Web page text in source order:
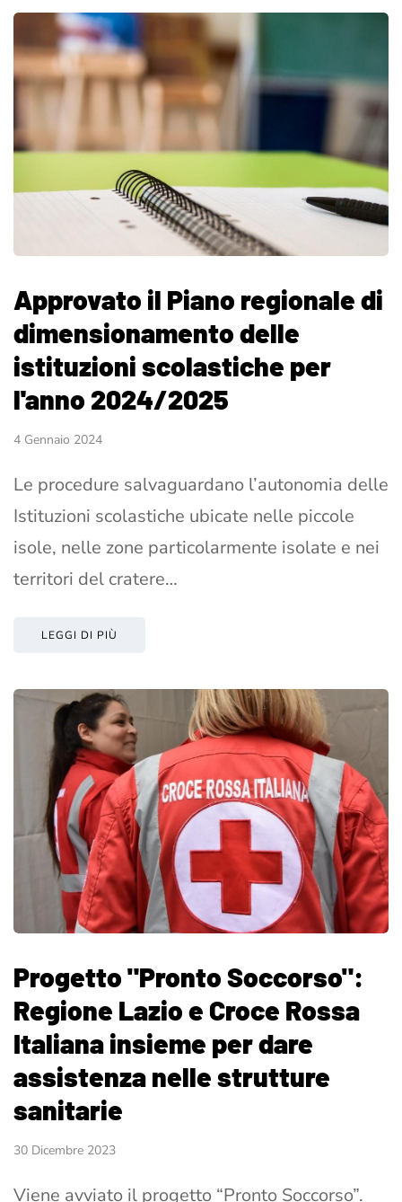
Approvato il Piano regionale di
dimensionamento delle
istituzioni scolastiche per
l'anno 2024/2025
4 Gennaio 2024
Le procedure salvaguardano l’autonomia delle
Istituzioni scolastiche ubicate nelle piccole
isole, nelle zone particolarmente isolate e nei
territori del cratere…
LEGGI DI PIÙ
Progetto "Pronto Soccorso":
Regione Lazio e Croce Rossa
Italiana insieme per dare
assistenza nelle strutture
sanitarie
30 Dicembre 2023
Viene avviato il progetto “Pronto Soccorso”.